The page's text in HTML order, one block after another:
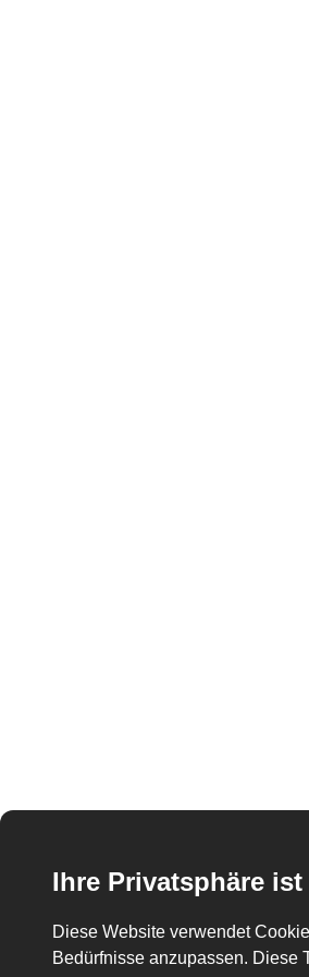
Ihre Privatsphäre
Diese Website verwendet
Bedürfnisse anzupassen. Diese